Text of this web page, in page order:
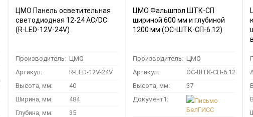
ЦМО Панель осветительная
светодиодная 12-24 АС/DC
(R-LED-12V-24V)
Производитель: ЦМО
Артикул:
R-LED-12V-24V
Высота, мм:
40
Ширина, мм:
484
Глубина, мм:
35
ЦМО Фальшпол ШТК-СП
шириной 600 мм и глубиной
1200 мм (ОС-ШТК-СП-6.12)
Производитель: ЦМО
Артикул:
ОС-ШТК-СП-6.12
Высота, мм:
37
Документ1:
Письмо
БелГИСС